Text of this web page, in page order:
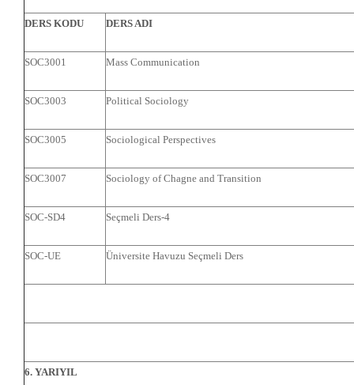
DERS KODU DERS ADI
SOC3001 Mass Communication
SOC3003 Political Sociology
SOC3005 Sociological Perspectives
SOC3007 Sociology of Chagne and Transition
SOC-SD4 Seçmeli Ders-4
SOC-UE Üniversite Havuzu Seçmeli Ders
6. YARIYIL